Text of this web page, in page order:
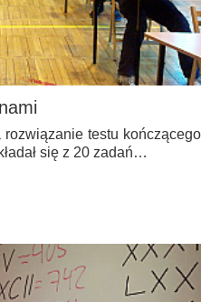
testu kończącego
się z 20 zadań…